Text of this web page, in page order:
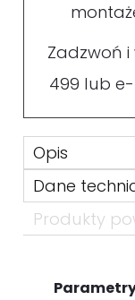
Zadzwoń
499 lub
Opis
Dane
Produkty